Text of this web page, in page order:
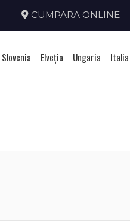
CUMPARA ONLINE
Slovenia Elveţia Ungaria Italia